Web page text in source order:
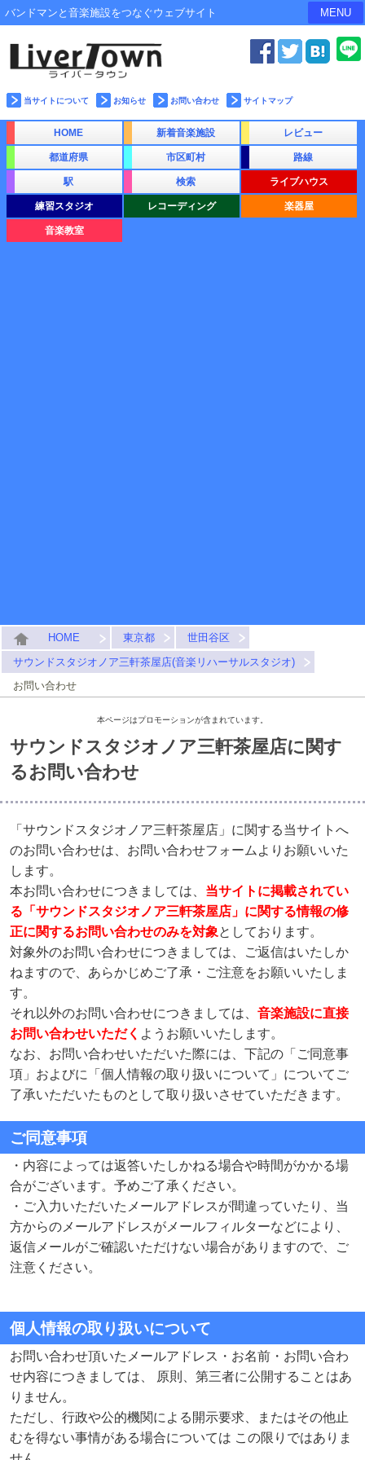
バンドマンと音楽施設をつなぐウェブサイト MENU
当サイトについて お知らせ お問い合わせ サイトマップ
HOME 新着音楽施設 レビュー
都道府県 市区町村 路線
駅 検索 ライブハウス
練習スタジオ レコーディング 楽器屋
音楽教室
HOME 東京都
世田谷区
サウンドスタジオノア三軒茶屋店(音楽リハーサルスタジオ)
お問い合わせ
本ページはプロモーションが含まれています。
サウンドスタジオノア三軒茶屋店に関す
るお問い合わせ
「サウンドスタジオノア三軒茶屋店」に関する当サイトへ
のお問い合わせは、お問い合わせフォームよりお願いいた
します。
本お問い合わせにつきましては、 当サイトに掲載されてい
る「サウンドスタジオノア三軒茶屋店」に関する情報の修
正に関するお問い合わせのみを対象としております。
対象外のお問い合わせにつきましては、ご返信はいたしか
ねますので、あらかじめご了承・ご注意をお願いいたしま
す。
それ以外のお問い合わせにつきましては、 音楽施設に直接
お問い合わせいただく ようお願いいたします。
なお、お問い合わせいただいた際には、下記の「ご同意事
項」およびに「個人情報の取り扱いについて」についてご
了承いただいたものとして取り扱いさせていただきます。
ご同意事項
・内容によっては返答いたしかねる場合や時間がかかる場
合がございます。予めご了承ください。
・ご入力いただいたメールアドレスが間違っていたり、当
方からのメールアドレスがメールフィルターなどにより、
返信メールがご確認いただけない場合がありますので、ご
注意ください。
個人情報の取り扱いについて
お問い合わせ頂いたメールアドレス・お名前・お問い合わ
せ内容につきましては、 原則、第三者に公開することはあ
りません。
ただし、行政や公的機関による開示要求、またはその他止
むを得ない事情がある場合については この限りではありま